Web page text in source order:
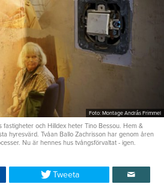
Foto: Montage András Frimmel
och Hilldex heter Tino Bessou. Hem &
hyresvärd. Tvåan Ballo Zachrisson har genom åren
Nu är hennes hus tvångsförvaltat - igen.
Tweeta